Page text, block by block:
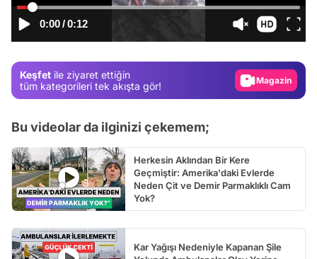
0:00/0:12
Keşfet ile ziyaret ettiğin
tüm kategorileri tek akışta gör!
Video
Test
Magazin
Video
Bu videolar da ilginizi çekemem;
Herkesin Aklından Bir Kere
Geçmiştir: Amerika'daki Evlerde
Neden Çit ve Demir Parmaklıklı Cam
Yok?
Kar Yağışı Nedeniyle Kapanan Şile